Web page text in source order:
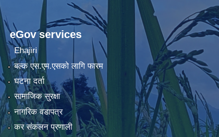
eGov services
Ehajiri
बल्क एस.एम.एसको लागि फारम
घटना दर्ता
सामाजिक सुरक्षा
नागरिक वडापत्र
कर संकलन प्रणाली